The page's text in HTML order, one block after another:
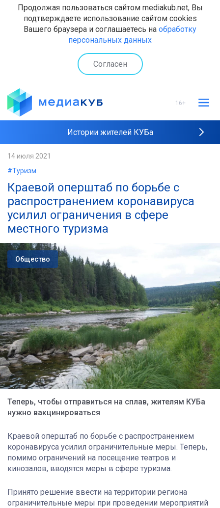
Продолжая пользоваться сайтом mediakub.net, Вы
подтверждаете использование сайтом cookies
Вашего браузера и соглашаетесь на обработку
персональных данных
Согласен
16+
Истории жителей КУБа
Наши интервью
14 июля 2021
#Туризм
Краевой оперштаб по борьбе с
распространением коронавируса
усилил ограничения в сфере
местного туризма
Общество
Теперь, чтобы отправиться на сплав, жителям КУБа
нужно вакцинироваться
Краевой оперштаб по борьбе с распространением
коронавируса усилил ограничительные меры. Теперь,
помимо ограничений на посещение театров и
кинозалов, вводятся меры в сфере туризма.
Принято решение ввести на территории региона
ограничительные меры при проведении мероприятий